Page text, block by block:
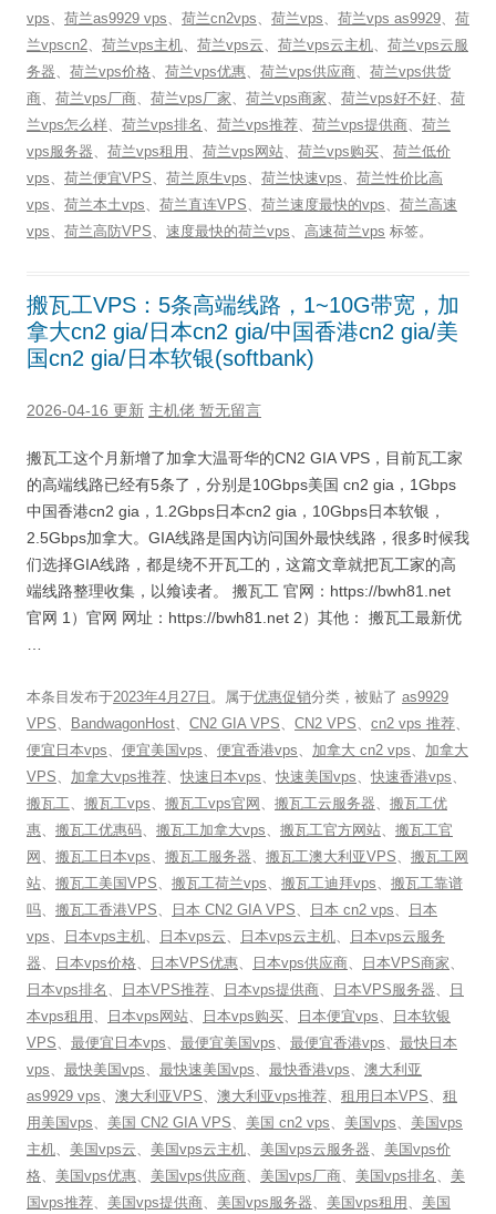
vps、 荷兰as9929 vps、 荷兰cn2vps、 荷兰vps、 荷兰vps as9929、 荷
兰vpscn2、 荷兰vps主机、 荷兰vps云、 荷兰vps云主机、 荷兰vps云服
务器、 荷兰vps价格、 荷兰vps优惠、 荷兰vps供应商、 荷兰vps供货
商、 荷兰vps厂商、 荷兰vps厂家、 荷兰vps商家、 荷兰vps好不好、 荷
兰vps怎么样、 荷兰vps排名 、 荷兰vps推荐、 荷兰vps提供商、 荷兰
vps服务器、 荷兰vps租用 、 荷兰vps网站、 荷兰vps购买、 荷兰低价
vps、 荷兰便宜VPS、 荷兰原生vps、 荷兰快速vps、 荷兰性价比高
vps、 荷兰本土vps、 荷兰直连VPS、 荷兰速度最快的vps、 荷兰高速
vps、 荷兰高防VPS、 速度最快的荷兰vps、 高速荷兰vps 标签。
搬瓦工VPS：5条高端线路，1~10G带宽，加
拿大cn2 gia/日本cn2 gia/中国香港cn2 gia/美
国cn2 gia/日本软银(softbank)
2026-04-16 更新 主机佬 暂无留言
搬瓦工这个月新增了加拿大温哥华的CN2 GIA VPS，目前瓦工家
的高端线路已经有5条了，分别是10Gbps美国 cn2 gia，1Gbps
中国香港cn2 gia，1.2Gbps日本cn2 gia，10Gbps日本软银，
2.5Gbps加拿大。GIA线路是国内访问国外最快线路，很多时候我
们选择GIA线路，都是绕不开瓦工的，这篇文章就把瓦工家的高
端线路整理收集，以飨读者。 搬瓦工 官网：https://bwh81.net
官网 1）官网 网址：https://bwh81.net 2）其他： 搬瓦工最新优
本条目发布于2023年4月27日 。属于优惠促销分类，被贴了 as9929
VPS、 BandwagonHost、 CN2 GIA VPS、 CN2 VPS、 cn2 vps 推荐、
便宜日本vps、 便宜美国vps、 便宜香港vps、 加拿大 cn2 vps、 加拿大
VPS、 加拿大vps推荐、 快速日本vps、 快速美国vps、 快速香港vps、
搬瓦工、 搬瓦工vps、 搬瓦工vps官网 、 搬瓦工云服务器、 搬瓦工优
惠、 搬瓦工优惠码、 搬瓦工加拿大vps、 搬瓦工官方网站、 搬瓦工官
网 、 搬瓦工日本vps、 搬瓦工服务器、 搬瓦工澳大利亚VPS、 搬瓦工网
站、 搬瓦工美国VPS、 搬瓦工荷兰vps、 搬瓦工迪拜vps、 搬瓦工靠谱
吗、 搬瓦工香港VPS、 日本 CN2 GIA VPS、 日本 cn2 vps、
日本
vps、 日本vps主机、 日本vps云、 日本vps云主机、
日本vps云服务
器、 日本vps价格、 日本VPS优惠、 日本vps供应商、 日本VPS商家、
日本vps排名 、 日本VPS推荐、 日本vps提供商、 日本VPS服务器、
日
本vps租用 、 日本vps网站、 日本vps购买、 日本便宜vps、
日本软银
VPS、 最便宜日本vps、 最便宜美国vps、 最便宜香港vps、 最快日本
vps、 最快美国vps、 最快速美国vps、 最快香港vps、 澳大利亚
as9929 vps、 澳大利亚VPS、 澳大利亚vps推荐、 租用日本VPS、 租
用美国vps、 美国 CN2 GIA VPS、 美国 cn2 vps、 美国vps、 美国vps
主机、 美国vps云、 美国vps云主机、 美国vps云服务器、 美国vps价
格、 美国vps优惠、 美国vps供应商、 美国vps厂商、 美国vps排名 、 美
国vps推荐、 美国vps提供商、 美国vps服务器、 美国vps租用 、 美国